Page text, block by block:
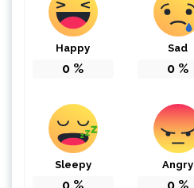
Happy
0 %
Sad
0 %
Sleepy Angry